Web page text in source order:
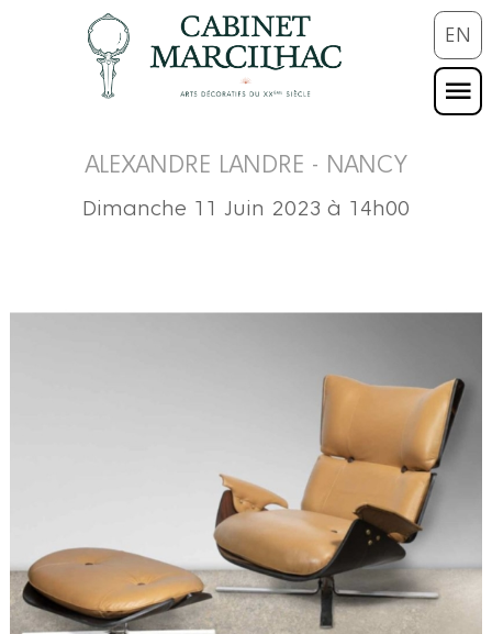
EN
ALEXANDRE LANDRE - NANCY
Dimanche 11 Juin 2023 à 14h00